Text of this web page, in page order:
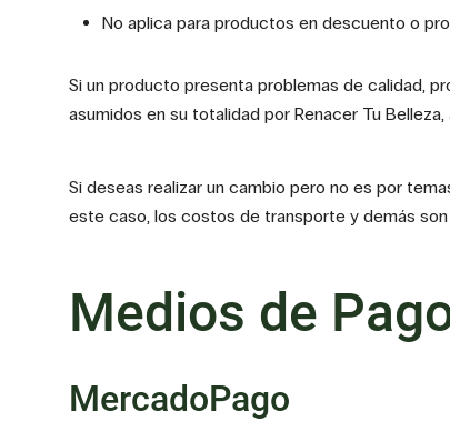
No aplica para productos en descuento o
Si un producto presenta problemas de calidad,
asumidos en su totalidad por Renacer Tu
Si deseas realizar un cambio pero no es por
este caso, los costos de transporte y demás
Medios de
MercadoPago